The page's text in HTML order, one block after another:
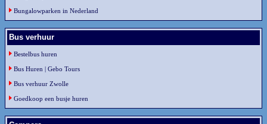
Bungalowparken in Nederland
Bus verhuur
Bestelbus huren
Bus Huren | Gebo Tours
Bus verhuur Zwolle
Goedkoop een busje huren